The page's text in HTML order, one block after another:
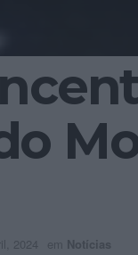
2024 em Notícias